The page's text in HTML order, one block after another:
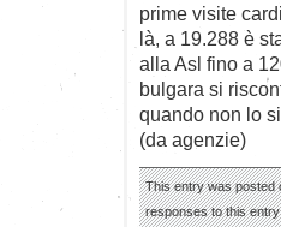
prime visite
là, a 19.288 è
alla Asl fino a
bulgara si
quando non lo
(da agenzie)
This entry was posted
responses to this